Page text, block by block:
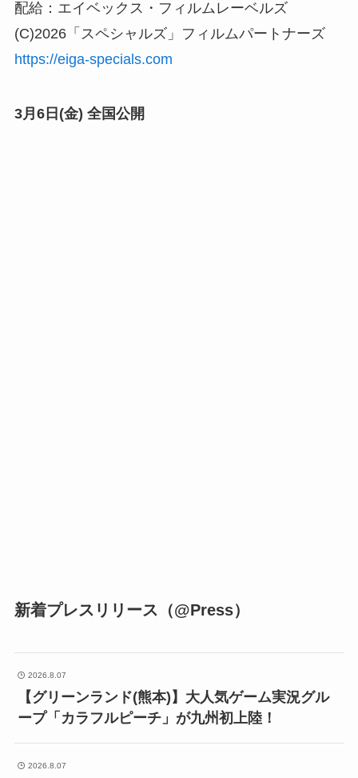
配給：エイベックス・フィルムレーベルズ
(C)2026「スペシャルズ」フィルムパートナーズ
https://eiga-specials.com
3月6日(金) 全国公開
新着プレスリリース（@Press）
2026.8.07
【グリーンランド(熊本)】大人気ゲーム実況グル
ープ「カラフルピーチ」が九州初上陸！
2026.8.07